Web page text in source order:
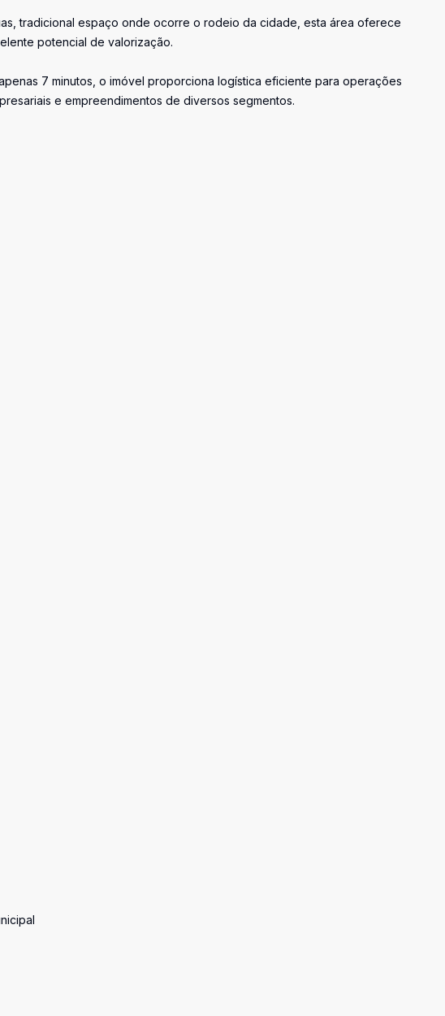
tradicional espaço onde ocorre o rodeio da cidade, esta área oferece
potencial de valorização.
7 minutos, o imóvel proporciona logística eficiente para operações
e empreendimentos de diversos segmentos.